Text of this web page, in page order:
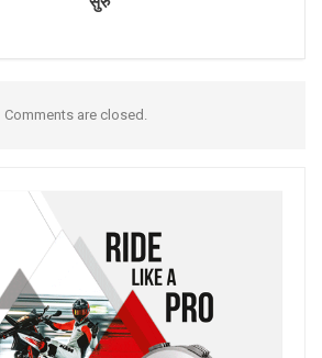
Comments are closed.